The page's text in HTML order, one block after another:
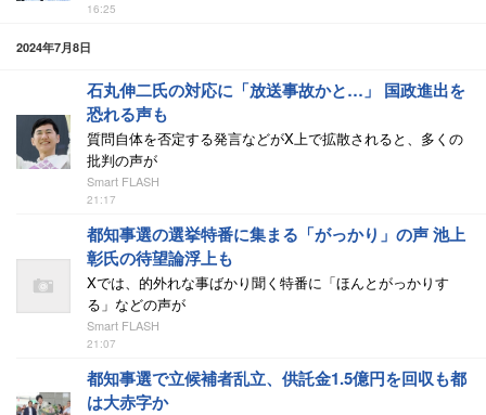
16:25
2024年7月8日
石丸伸二氏の対応に「放送事故かと…」 国政進出を
恐れる声も
質問自体を否定する発言などがX上で拡散されると、多くの
批判の声が
Smart FLASH
21:17
都知事選の選挙特番に集まる「がっかり」の声 池上
彰氏の待望論浮上も
Xでは、的外れな事ばかり聞く特番に「ほんとがっかりす
る」などの声が
Smart FLASH
21:07
都知事選で立候補者乱立、供託金1.5億円を回収も都
は大赤字か